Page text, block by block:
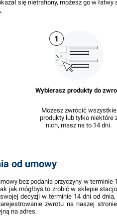
się nietrafiony, możesz go w
Wybierasz produkty do
Możesz zwrócić wszystkie
produkty lub tylko niektóre
nich, masz na to 14 dni.
od umowy
bez podania przyczyny w
jak mógłbyś to zrobić w sklepie
decyzji w terminie 14 dni od
zwrotu na naszej
na adres: